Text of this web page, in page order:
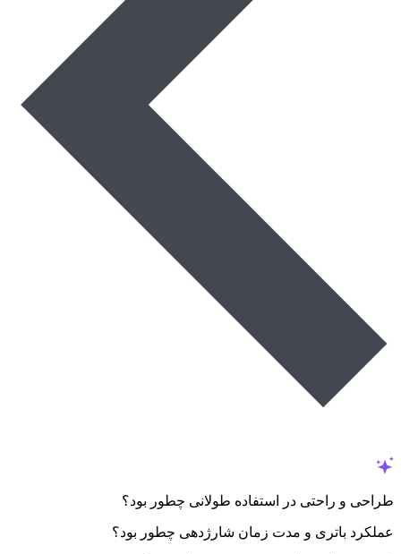
طراحی و راحتی در استفاده طولانی چطور بود؟
عملکرد باتری و مدت زمان شارژدهی چطور بود؟